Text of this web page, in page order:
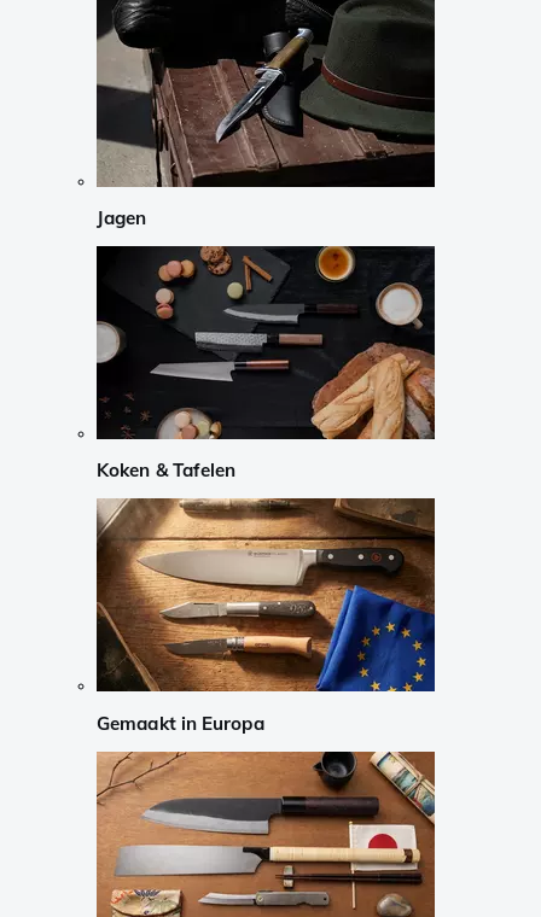
Jagen
Koken & Tafelen
Gemaakt in Europa